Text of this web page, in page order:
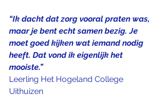
“Ik dacht dat zorg vooral praten was,
maar je bent echt samen bezig. Je
moet goed kijken wat iemand nodig
heeft. Dat vond ik eigenlijk het
mooiste.”
Leerling Het Hogeland College
Uithuizen